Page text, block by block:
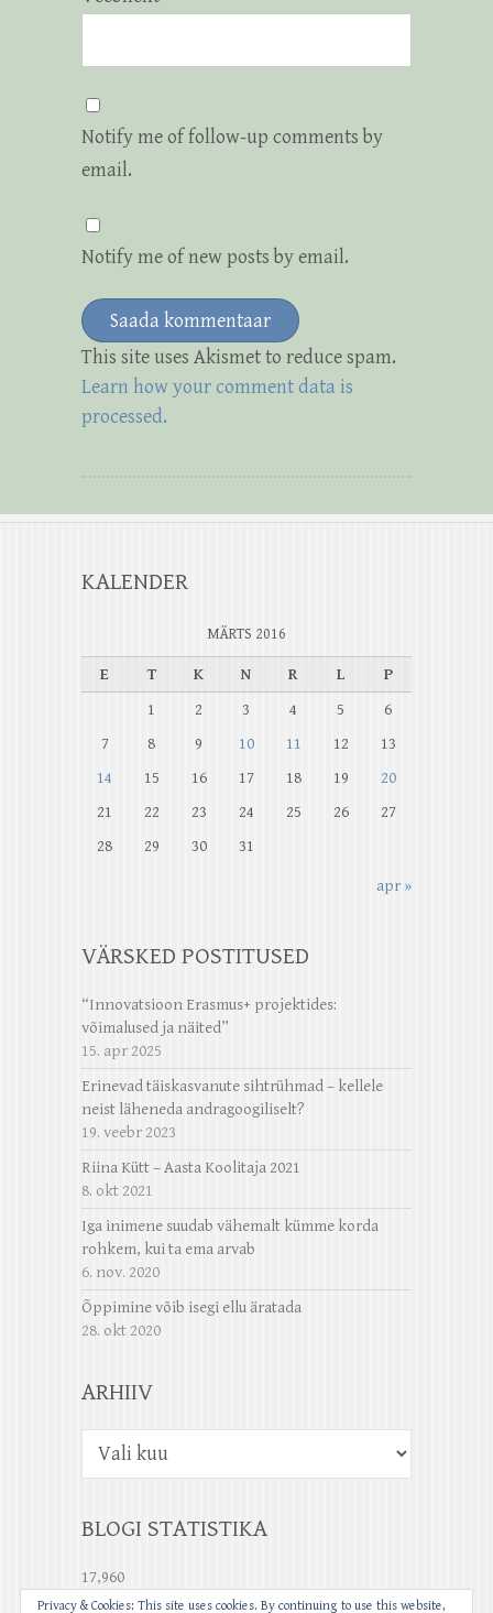
Notify me of follow-up comments by
email.
Notify me of new posts by email.
This site uses Akismet to reduce spam.
Learn how your comment data is
processed.
KALENDER
MÄRTS 2016
E T K N R L
P
1
2 3 4 5
6
7
8 9 10 11 12
13
14
15 16 17 18 19
20
21
22 23 24 25 26
27
28
29 30 31
apr »
VÄRSKED POSTITUSED
“Innovatsioon Erasmus+ projektides:
võimalused ja näited”
15. apr 2025
Erinevad täiskasvanute sihtrühmad – kellele
neist läheneda andragoogiliselt?
19. veebr 2023
Riina Kütt – Aasta Koolitaja 2021
8. okt 2021
Iga inimene suudab vähemalt kümme korda
rohkem, kui ta ema arvab
6. nov. 2020
Õppimine võib isegi ellu äratada
28. okt 2020
ARHIIV
BLOGI STATISTIKA
17,960
Privacy & Cookies: This site uses cookies. By continuing to use this website,